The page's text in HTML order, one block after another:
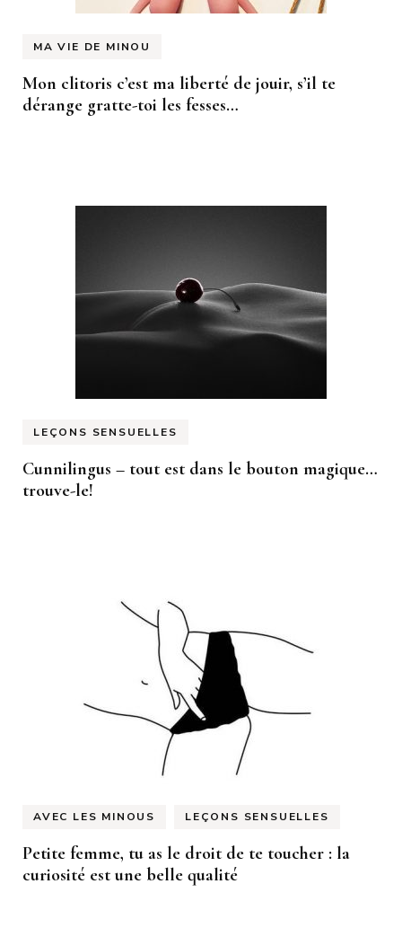
MA VIE DE MINOU
Mon clitoris c’est ma liberté de jouir, s’il te
dérange gratte-toi les fesses…
LEÇONS SENSUELLES
Cunnilingus – tout est dans le bouton magique…
trouve-le!
AVEC LES MINOUS LEÇONS SENSUELLES
Petite femme, tu as le droit de te toucher : la
curiosité est une belle qualité